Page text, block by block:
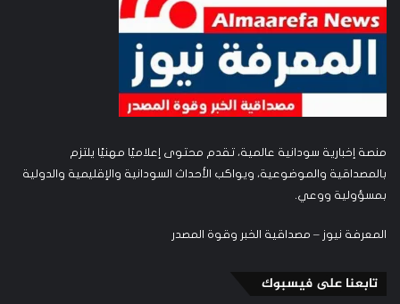
منصة إخبارية سودانية عالمية، تقدم محتوى إعلاميًا مهنيًا يلتزم
بالمصداقية والموضوعية، ويواكب الأحداث السودانية والإقليمية والدولية
بمسؤولية ووعي.
المعرفة نيوز – مصداقية الخبر وقوة المصدر
تابعنا على فيسبوك